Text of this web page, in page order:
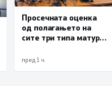
Просечната оценка
од полагањето на
сите три типа матура
пред 1 ч.